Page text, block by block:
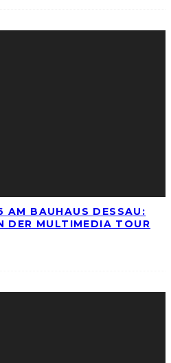
AM BAUHAUS DESSAU:
DER MULTIMEDIA TOUR